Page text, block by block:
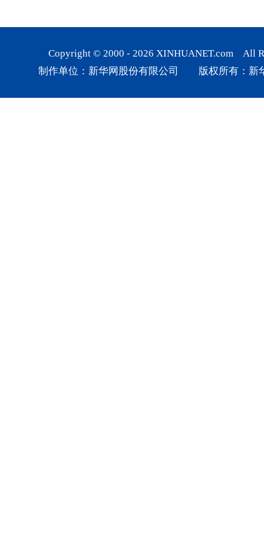
Copyright © 2000 - 2026 XINHUANET.com All
制作单位：新华网股份有限公司 版权所有：新